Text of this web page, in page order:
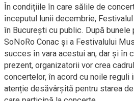
În condițiile în care sălile de
începutul lunii decembrie,
în București cu public. După bunele
SoNoRo Conac și a Festivalului
succes în vara acestui an, dar și în
prezent, organizatorii vor crea
concertelor, în acord cu noile
atenție desăvârșită pentru starea